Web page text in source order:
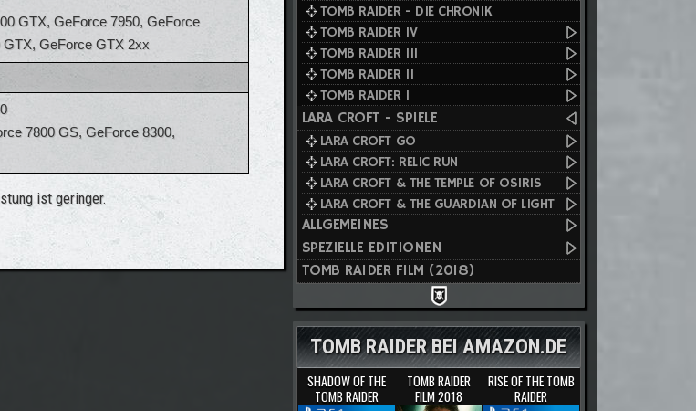
GTX, GeForce 7950, GeForce
GTX, GeForce GTX 2xx
7800 GS, GeForce 8300,
ist geringer.
TOMB RAIDER - DIE CHRONIK
TOMB RAIDER IV
TOMB RAIDER III
TOMB RAIDER II
TOMB RAIDER I
LARA CROFT - SPIELE
LARA CROFT GO
LARA CROFT: RELIC RUN
LARA CROFT & THE TEMPLE OF OSIRIS
LARA CROFT & THE GUARDIAN OF LIGHT
ALLGEMEINES
SPEZIELLE EDITIONEN
TOMB RAIDER FILM (2018)
TOMB RAIDER BEI AMAZON.DE
SHADOW OF THE
TOMB RAIDER
TOMB RAIDER
FILM 2018
RISE OF THE TOMB
RAIDER